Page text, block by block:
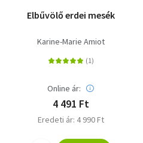
Elbűvölő erdei mesék
Karine-Marie Amiot
Online ár:
4 491 Ft
Eredeti ár: 4 990 Ft